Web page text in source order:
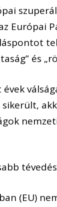
Európai
és
(EU)